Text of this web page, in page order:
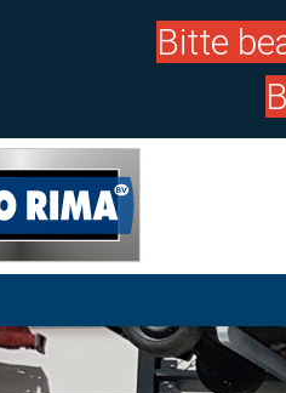
Bitte